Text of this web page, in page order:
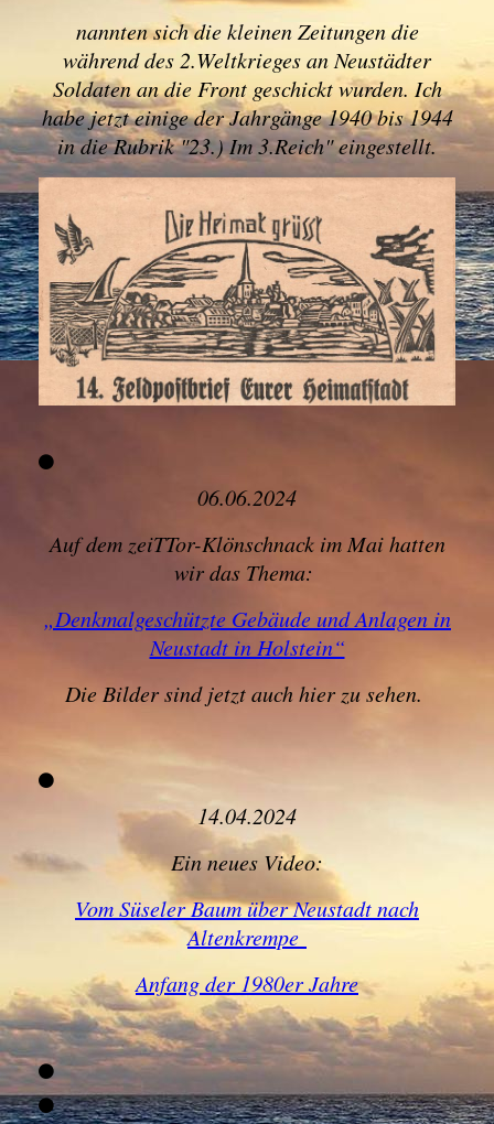
nannten sich die kleinen Zeitungen die
während des 2.Weltkrieges an Neustädter
Soldaten an die Front geschickt wurden. Ich
habe jetzt einige der Jahrgänge 1940 bis 1944
in die Rubrik "23.) Im 3.Reich" eingestellt.
06.06.2024
Auf dem zeiTTor-Klönschnack im Mai hatten
wir das Thema:
„Denkmalgeschützte Gebäude und Anlagen in
Neustadt in Holstein“
Die Bilder sind jetzt auch hier zu sehen.
14.04.2024
Ein neues Video:
Vom Süseler Baum über Neustadt nach
Altenkrempe
Anfang der 1980er Jahre